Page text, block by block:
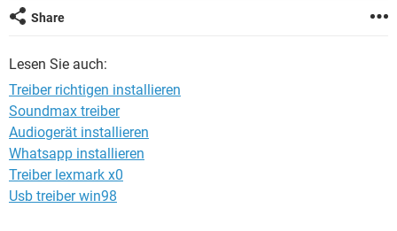
Share
Lesen Sie auch:
Treiber richtigen installieren
Soundmax treiber
Audiogerät installieren
Whatsapp installieren
Treiber lexmark x0
Usb treiber win98